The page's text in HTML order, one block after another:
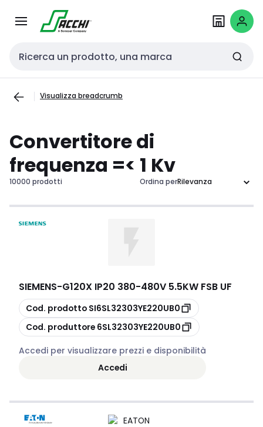
navigazionecontenuto
Cerca input
Visualizza breadcrumb
Convertitore di
frequenza =< 1 Kv
10000 prodotti Ordina per
SIEMENS-G120X IP20 380-480V 5.5KW FSB UF
copia
Cod. prodotto SI6SL32303YE220UB0
copia
Cod. produttore 6SL32303YE220UB0
Accedi per visualizzare prezzi e disponibilità
Accedi